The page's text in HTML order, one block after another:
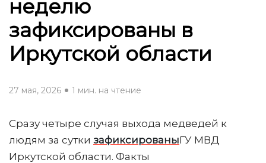
неделю
зафиксированы в
Иркутской области
27 мая, 2026 1 мин. на чтение
Сразу четыре случая выхода медведей к
людям за сутки зафиксированыГУ МВД
Иркутской области. Факты